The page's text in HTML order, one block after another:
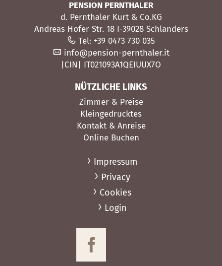
PENSION PERNTHALER
d. Pernthaler Kurt & Co.KG
Andreas Hofer Str. 18 I-39028 Schlanders
Tel: +39 0473 730 035
info@pension-pernthaler.it
|CIN| IT021093A1QEIUUX7O
NÜTZLICHE LINKS
Zimmer & Preise
Kleingedrucktes
Kontakt & Anreise
Online Buchen
Impressum
Privacy
Cookies
Login